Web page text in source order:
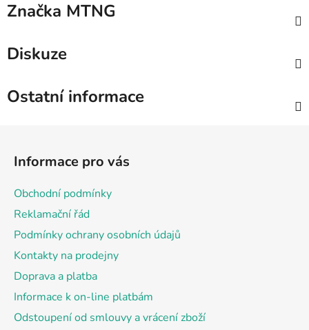
Značka MTNG
Diskuze
Ostatní informace
Informace pro vás
Obchodní podmínky
Reklamační řád
Podmínky ochrany osobních údajů
Kontakty na prodejny
Doprava a platba
Informace k on-line platbám
Odstoupení od smlouvy a vrácení zboží